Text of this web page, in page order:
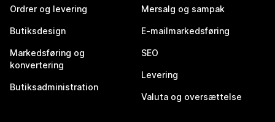
Ordrer og levering
Butiksdesign
Markedsføring og
konvertering
Butiksadministration
Mersalg og sampak
E-mailmarkedsføring
SEO
Levering
Valuta og oversættelse